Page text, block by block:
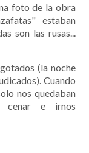
foto de la obra
estaban
son las rusas...
(la noche
Cuando
nos quedaban
cenar e irnos